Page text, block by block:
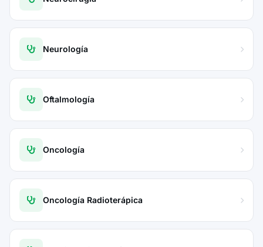
Neurología
Oftalmología
Oncología
Oncología Radioterápica